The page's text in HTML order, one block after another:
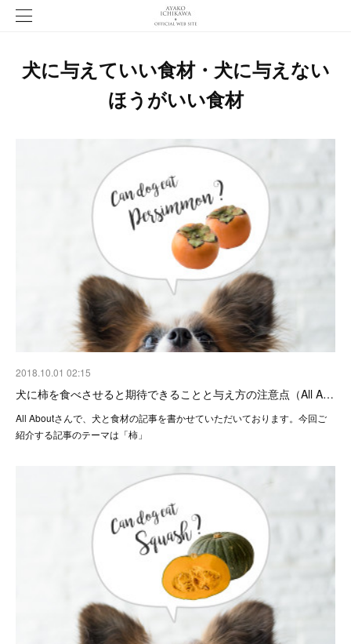
犬に与えていい食材・犬に与えない
ほうがいい食材
2018.10.01 02:15
犬に柿を食べさせると期待できることと与え方の注意点（All A…
All Aboutさんで、犬と食材の記事を書かせていただいております。今回ご
紹介する記事のテーマは「柿」